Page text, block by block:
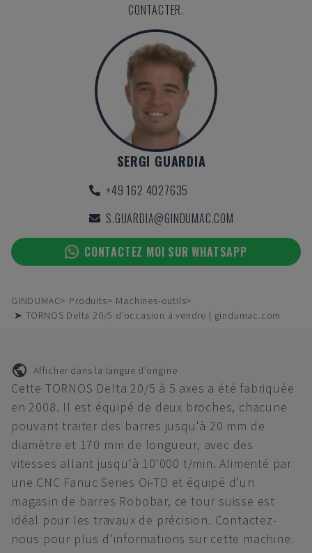
CONTACTER.
SERGI GUARDIA
+49 162 4027635
S.GUARDIA@GINDUMAC.COM
CONTACTEZ MOI SUR WHATSAPP
GINDUMAC Produits
Machines-outils
➤ TORNOS Delta 20/5 d'occasion à vendre | gindumac.com
Afficher dans la langue d'origine
Cette TORNOS Delta 20/5 à 5 axes a été fabriquée
en 2008. Il est équipé de deux broches, chacune
pouvant traiter des barres jusqu'à 20 mm de
diamètre et 170 mm de longueur, avec des
vitesses allant jusqu'à 10'000 t/min. Alimenté par
une CNC Fanuc Series Oi-TD et équipé d'un
magasin de barres Robobar, ce tour suisse est
idéal pour les travaux de précision. Contactez-
nous pour plus d'informations sur cette machine.